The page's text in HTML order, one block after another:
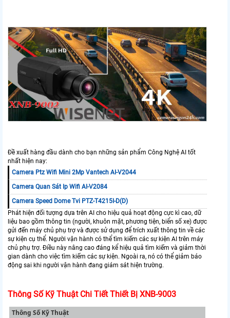
Đề xuất hàng đầu dành cho bạn những sản phẩm Công Nghệ AI tốt
nhất hiện nay:
Camera Ptz Wifi Mini 2Mp Vantech AI-V2044
Camera Quan Sát Ip Wifi AI-V2084
Camera Speed Dome Tvi PTZ-T4215I-D(D)
Phát hiện đối tượng dựa trên AI cho hiệu quả hoạt động cực kì cao, dữ
liệu bao gồm thông tin (người, khuôn mặt, phương tiện, biển số xe) được
gửi đến máy chủ phụ trợ và được sử dụng để trích xuất thông tin về các
sự kiện cụ thể. Người vận hành có thể tìm kiếm các sự kiện AI trên máy
chủ phụ trợ. Điều này nâng cao đáng kể hiệu quả tìm kiếm và giảm thời
gian dành cho việc tìm kiếm các sự kiện. Ngoài ra, nó có thể giảm báo
động sai khi người vận hành đang giám sát hiện trường.
Thông Số Kỹ Thuật Chi Tiết Thiết Bị XNB-9003
Thông Số Kỹ Thuật